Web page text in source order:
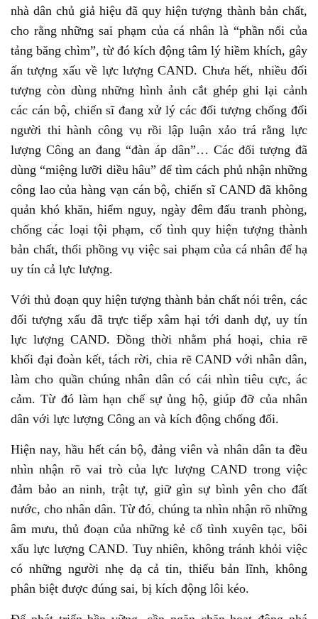
nhà dân chủ giả hiệu đã quy hiện tượng thành bản chất,
cho rằng những sai phạm của cá nhân là “phần nổi của
tảng băng chìm”, từ đó kích động tâm lý hiềm khích, gây
ấn tượng xấu về lực lượng CAND. Chưa hết, nhiều đối
tượng còn dùng những hình ảnh cắt ghép ghi lại cảnh
các cán bộ, chiến sĩ đang xử lý các đối tượng chống đối
người thi hành công vụ rồi lập luận xảo trá rằng lực
lượng Công an đang “đàn áp dân”… Các đối tượng đã
dùng “miệng lưỡi diều hâu” để tìm cách phủ nhận những
công lao của hàng vạn cán bộ, chiến sĩ CAND đã không
quản khó khăn, hiểm nguy, ngày đêm đấu tranh phòng,
chống các loại tội phạm, cố tình quy hiện tượng thành
bản chất, thổi phồng vụ việc sai phạm của cá nhân để hạ
uy tín cả lực lượng.
Với thủ đoạn quy hiện tượng thành bản chất nói trên, các
đối tượng xấu đã trực tiếp xâm hại tới danh dự, uy tín
lực lượng CAND. Đồng thời nhằm phá hoại, chia rẽ
khối đại đoàn kết, tách rời, chia rẽ CAND với nhân dân,
làm cho quần chúng nhân dân có cái nhìn tiêu cực, ác
cảm. Từ đó làm hạn chế sự ủng hộ, giúp đỡ của nhân
dân với lực lượng Công an và kích động chống đối.
Hiện nay, hầu hết cán bộ, đảng viên và nhân dân ta đều
nhìn nhận rõ vai trò của lực lượng CAND trong việc
đảm bảo an ninh, trật tự, giữ gìn sự bình yên cho đất
nước, cho nhân dân. Từ đó, chúng ta nhìn nhận rõ những
âm mưu, thủ đoạn của những kẻ cố tình xuyên tạc, bôi
xấu lực lượng CAND. Tuy nhiên, không tránh khỏi việc
có những người nhẹ dạ cả tin, thiếu bản lĩnh, không
phân biệt được đúng sai, bị kích động lôi kéo.